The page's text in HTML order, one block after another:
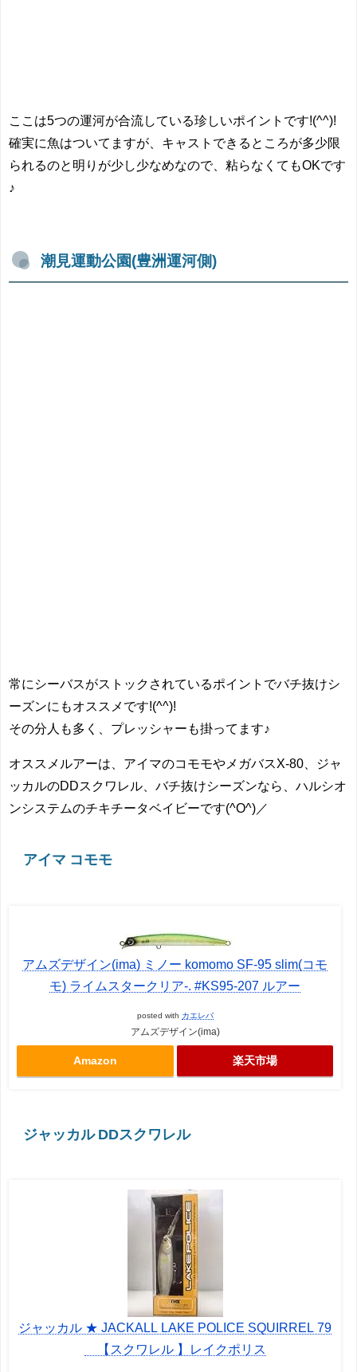
ここは5つの運河が合流している珍しいポイントです!(^^)!
確実に魚はついてますが、キャストできるところが多少限
られるのと明りが少し少なめなので、粘らなくてもOKです
♪
潮見運動公園(豊洲運河側)
常にシーバスがストックされているポイントでバチ抜けシ
ーズンにもオススメです!(^^)!
その分人も多く、プレッシャーも掛ってます♪
オススメルアーは、アイマのコモモやメガバスX-80、ジャ
ッカルのDDスクワレル、バチ抜けシーズンなら、ハルシオ
ンシステムのチキチータベイビーです(^O^)／
アイマ コモモ
アムズデザイン(ima) ミノー komomo SF-95 slim(コモ
モ) ライムスタークリア-. #KS95-207 ルアー
posted with カエレバ
アムズデザイン(ima)
Amazon 楽天市場
ジャッカル DDスクワレル
ジャッカル ★ JACKALL LAKE POLICE SQUIRREL 79
【スクワレル 】レイクポリス